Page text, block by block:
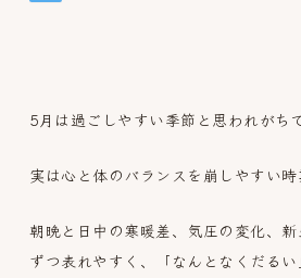
5月は過ごしやすい季節と思われがちで
実は心と体のバランスを崩しやすい時
朝晩と日中の寒暖差、気圧の変化、
ずつ表れやすく、「なんとなくだるい